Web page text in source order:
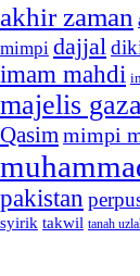
akhir zaman
mimpi dajjal
imam mahdi
majelis
Qasimmimpi
pakistan
syirik takwil tanah